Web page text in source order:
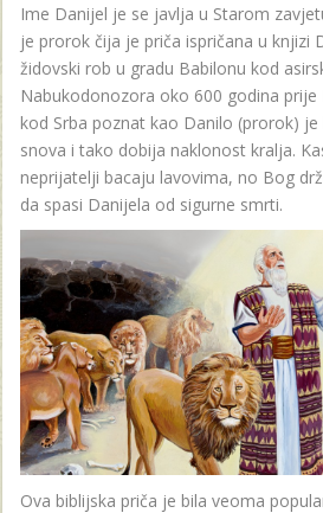
Ime Danijel je se javlja u Starom
je prorok čija je priča ispričana u knjizi
židovski rob u gradu Babilonu kod
Nabukodonozora oko 600 godina prije
kod Srba poznat kao Danilo (prorok)
snova i tako dobija naklonost kralja.
neprijatelji bacaju lavovima, no Bog
da spasi Danijela od sigurne smrti.
Ova biblijska priča je bila veoma